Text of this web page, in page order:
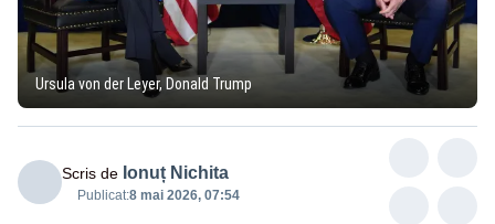
Ursula von der Leyer, Donald Trump
Scris de Ionuț Nichita
Publicat:8 mai 2026, 07:54